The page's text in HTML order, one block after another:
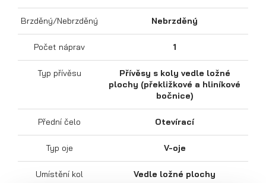
Sklápěcí přívěsy
Brzděný/Nebrzděný Nebrzděný
Počet náprav 1
Typ přívěsu
Přívěsy s koly vedle ložné
plochy (překližkové a hliníkové
bočnice)
Přední čelo Otevírací
Typ oje V-oje
Umístění kol Vedle ložné plochy